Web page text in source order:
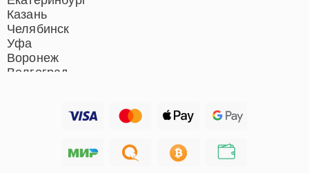
Казань
Челябинск
Уфа
Воронеж
Волгоград
Хабаровск